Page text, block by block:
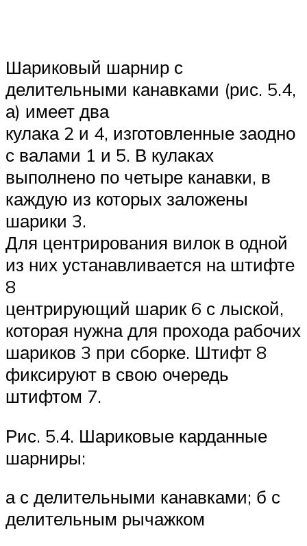
Шариковый шарнир с
делительными канавками (рис. 5.4,
а) имеет два
кулака 2 и 4, изготовленные заодно
с валами 1 и 5. В кулаках
выполнено по четыре канавки, в
каждую из которых заложены
шарики 3.
Для центрирования вилок в одной
из них устанавливается на штифте
8
центрирующий шарик 6 с лыской,
которая нужна для прохода рабочих
шариков 3 при сборке. Штифт 8
фиксируют в свою очередь
штифтом 7.
Рис. 5.4. Шариковые карданные
шарниры:
а с делительными канавками; б с
делительным рычажком